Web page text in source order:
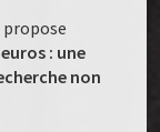
propose
: une
non